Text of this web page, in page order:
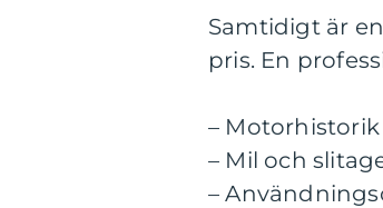
Samtidigt är
pris. En
–
– Mil och
–